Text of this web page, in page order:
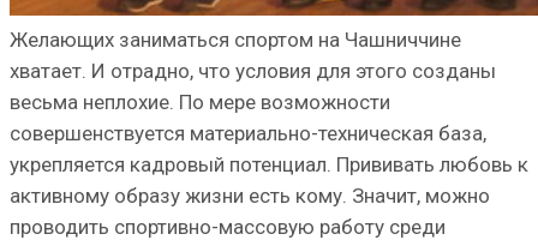
Желающих заниматься спортом на Чашниччине
хватает. И отрадно, что условия для этого созданы
весьма неплохие. По мере возможности
совершенствуется материально-техническая база,
укрепляется кадровый потенциал. Прививать любовь к
активному образу жизни есть кому. Значит, можно
проводить спортивно-массовую работу среди